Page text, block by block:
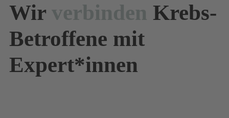
Wir verbinden Krebs-
Betroffene mit
Expert*innen